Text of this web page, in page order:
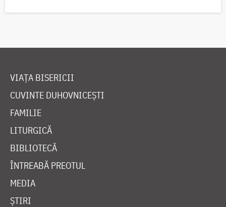
VIAȚA BISERICII
CUVINTE DUHOVNICEȘTI
FAMILIE
LITURGICĂ
BIBLIOTECĂ
ÎNTREABĂ PREOTUL
MEDIA
ȘTIRI